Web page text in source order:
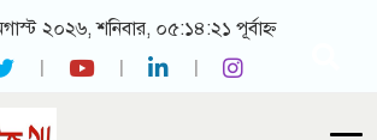
২০২৬, শনিবার, ০৫:১৪:২১ পূর্বাহ্ন